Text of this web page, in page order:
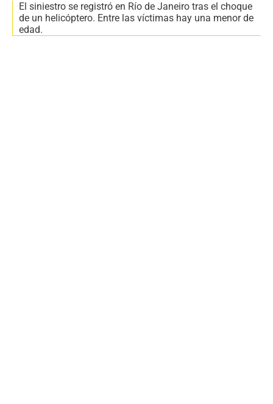
El siniestro se registró en Río de Janeiro tras el choque
de un helicóptero. Entre las víctimas hay una menor de
edad.